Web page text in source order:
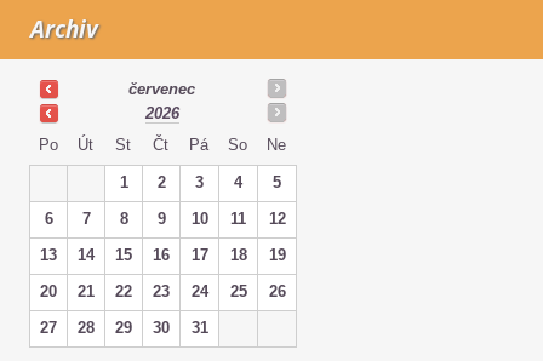
Archiv
červenec
2026
Po
Út St Čt Pá So Ne
1 2 3 4
5
6
7 8 9 10 11
12
13
14 15 16 17 18
19
20
21 22 23 24 25
26
27
28 29 30 31